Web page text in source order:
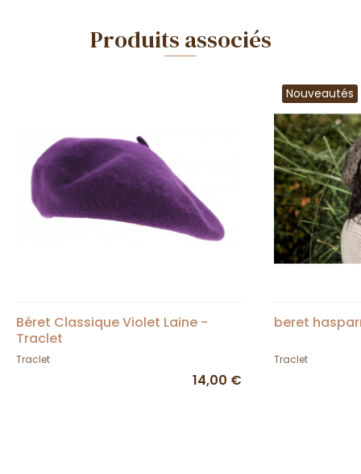
Produits associés
Béret Classique Violet Laine -
Traclet
Traclet
14,00 €
Nouveautés
beret
Traclet